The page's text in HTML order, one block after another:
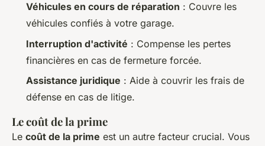
Véhicules en cours de réparation : Couvre les
véhicules confiés à votre garage.
Interruption d'activité : Compense les pertes
financières en cas de fermeture forcée.
Assistance juridique : Aide à couvrir les frais de
défense en cas de litige.
Le coût de la prime
Le coût de la prime est un autre facteur crucial. Vous